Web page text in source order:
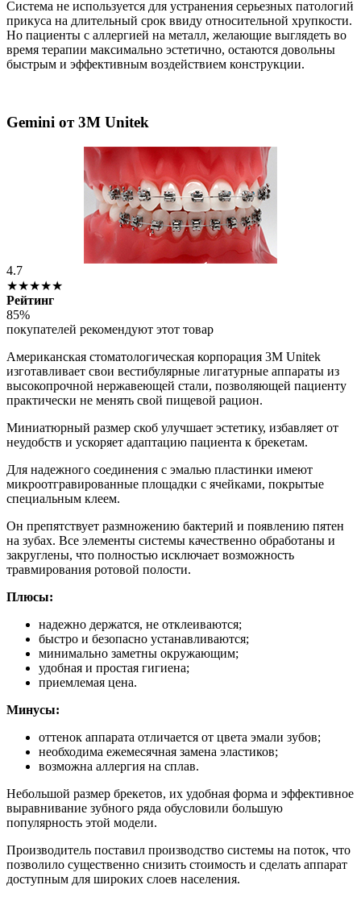
Система не используется для устранения серьезных патологий
прикуса на длительный срок ввиду относительной хрупкости.
Но пациенты с аллергией на металл, желающие выглядеть во
время терапии максимально эстетично, остаются довольны
быстрым и эффективным воздействием конструкции.
Gemini от 3M Unitek
4.7
★★★★★
Рейтинг
85%
покупателей рекомендуют этот товар
Американская стоматологическая корпорация 3M Unitek
изготавливает свои вестибулярные лигатурные аппараты из
высокопрочной нержавеющей стали, позволяющей пациенту
практически не менять свой пищевой рацион.
Миниатюрный размер скоб улучшает эстетику, избавляет от
неудобств и ускоряет адаптацию пациента к брекетам.
Для надежного соединения с эмалью пластинки имеют
микроотгравированные площадки с ячейками, покрытые
специальным клеем.
Он препятствует размножению бактерий и появлению пятен
на зубах. Все элементы системы качественно обработаны и
закруглены, что полностью исключает возможность
травмирования ротовой полости.
Плюсы:
надежно держатся, не отклеиваются;
быстро и безопасно устанавливаются;
минимально заметны окружающим;
удобная и простая гигиена;
приемлемая цена.
Минусы:
оттенок аппарата отличается от цвета эмали зубов;
необходима ежемесячная замена эластиков;
возможна аллергия на сплав.
Небольшой размер брекетов, их удобная форма и эффективное
выравнивание зубного ряда обусловили большую
популярность этой модели.
Производитель поставил производство системы на поток, что
позволило существенно снизить стоимость и сделать аппарат
доступным для широких слоев населения.